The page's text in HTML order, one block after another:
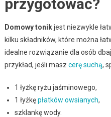
przygotować?
Domowy tonikjest niezwykle
kilku składników, które można
idealne rozwiązanie dla osób
przykład, jeśli masz cerę suchą,
1 łyżkę ryżu jaśminowego,
1 łyżkępłatków owsianych,
szklankę wody.